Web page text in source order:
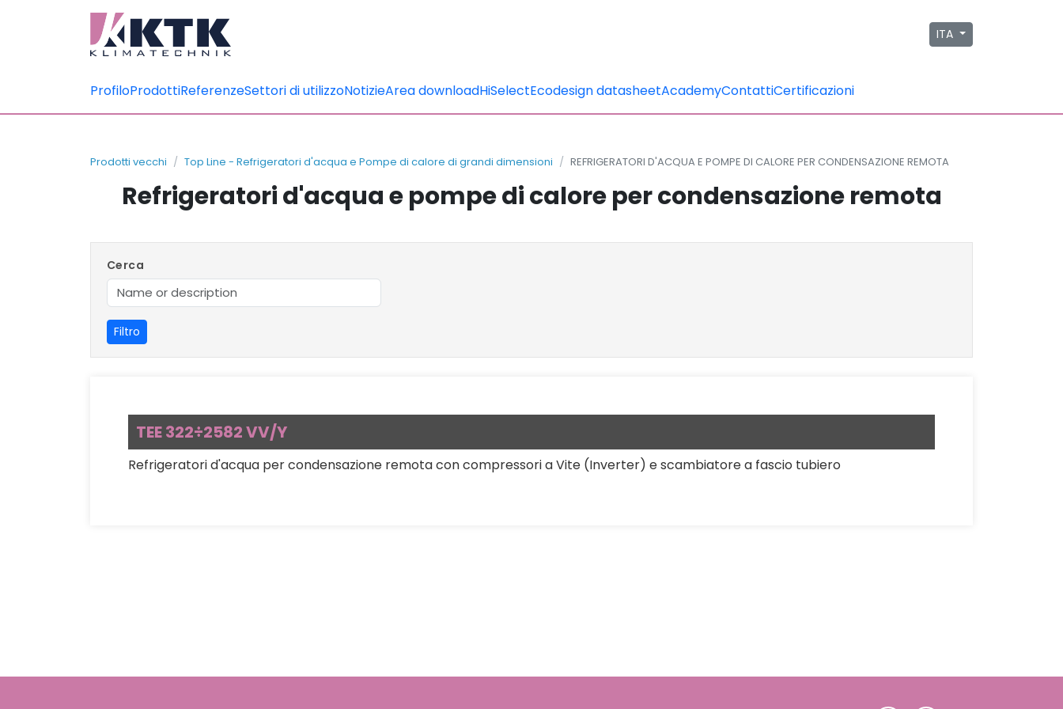
ITA
ProfiloProdottiReferenzeSettori di utilizzoNotizieArea downloadHiSelectEcodesign datasheetAcademyContattiCertificazioni
Prodotti vecchi Top Line - Refrigeratori d'acqua e Pompe di calore di grandi dimensioni REFRIGERATORI D'ACQUA E POMPE DI CALORE PER CONDENSAZIONE REMOTA
Refrigeratori d'acqua e pompe di calore per condensazione remota
Cerca
Filtro
TEE 322÷2582 VV/Y
Refrigeratori d'acqua per condensazione remota con compressori a Vite (Inverter) e scambiatore a fascio tubiero